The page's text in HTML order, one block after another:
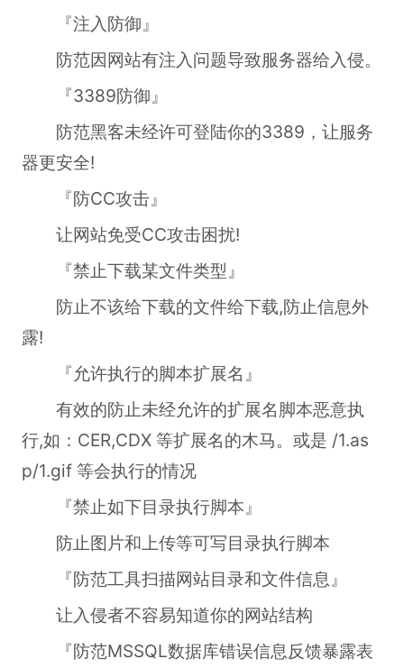
『注入防御』
防范因网站有注入问题导致服务器给入侵。
『3389防御』
防范黑客未经许可登陆你的3389，让服务
器更安全!
『防CC攻击』
让网站免受CC攻击困扰!
『禁止下载某文件类型』
防止不该给下载的文件给下载,防止信息外
露!
『允许执行的脚本扩展名』
有效的防止未经允许的扩展名脚本恶意执
行,如：CER,CDX 等扩展名的木马。或是 /1.as
p/1.gif 等会执行的情况
『禁止如下目录执行脚本』
防止图片和上传等可写目录执行脚本
『防范工具扫描网站目录和文件信息』
让入侵者不容易知道你的网站结构
『防范MSSQL数据库错误信息反馈暴露表